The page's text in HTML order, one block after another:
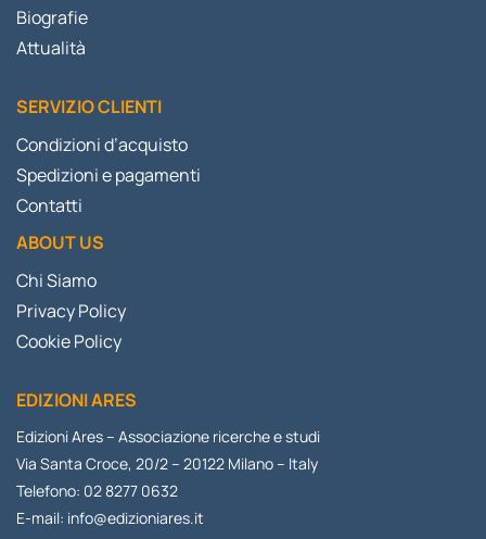
Biografie
Attualità
SERVIZIO CLIENTI
Condizioni d’acquisto
Spedizioni e pagamenti
Contatti
ABOUT US
Chi Siamo
Privacy Policy
Cookie Policy
EDIZIONI ARES
Edizioni Ares – Associazione ricerche e studi
Via Santa Croce, 20/2 – 20122 Milano – Italy
Telefono: 02 8277 0632
E-mail: info@edizioniares.it